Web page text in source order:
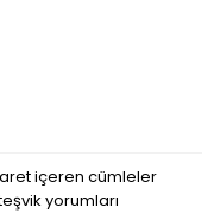
içeren cümleler
yorumları